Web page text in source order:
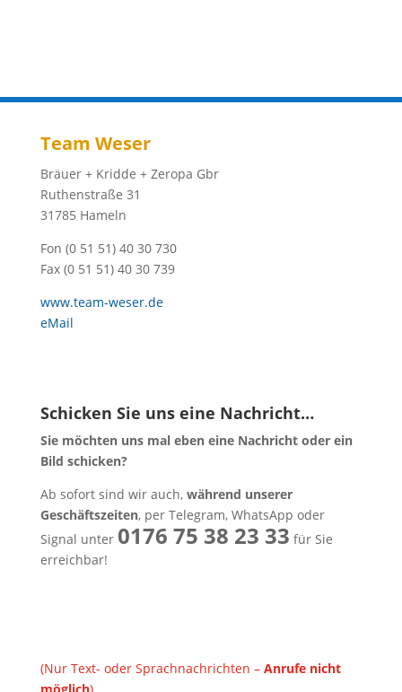
Team Weser
Bräuer + Kridde + Zeropa Gbr
Ruthenstraße 31
31785 Hameln
Fon (0 51 51) 40 30 730
Fax (0 51 51) 40 30 739
www.team-weser.de
eMail
Schicken Sie uns eine Nachricht…
Sie möchten uns mal eben eine Nachricht oder ein
Bild schicken?
Ab sofort sind wir auch, während unserer
Geschäftszeiten, per Telegram, WhatsApp oder
Signal unter 0176 75 38 23 33 für Sie
erreichbar!
(Nur Text- oder Sprachnachrichten – Anrufe nicht